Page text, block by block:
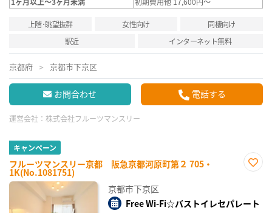
上階･眺望抜群 女性向け
同棲向け
駅近
インターネット無料
京都府 京都市下京区
お問合わせ 電話する
運営会社： 株式会社フルーツマンスリー
キャンペーン
フルーツマンスリー京都 阪急京都河原町第２ 705・
1K(No.1081751)
録
京都市下京区
Free Wi-Fi☆バストイレセパレート